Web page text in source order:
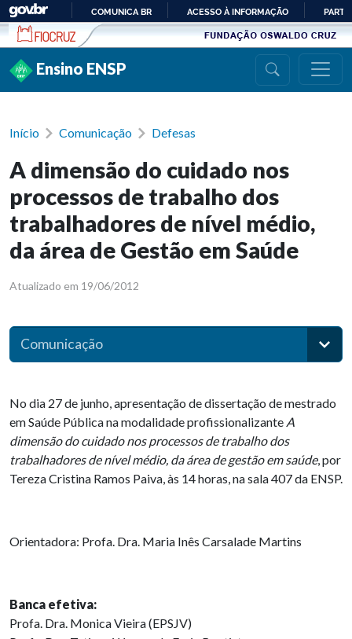
Ir para conteúdo
PARA
COMUNICA BR ACESSO À INFORMAÇÃO
Ensino ENSP
Início Comunicação Defesas
A dimensão do cuidado nos
processos de trabalho dos
trabalhadores de nível médio,
da área de Gestão em Saúde
Atualizado em 19/06/2012
Comunicação
No dia 27 de junho, apresentação de dissertação de mestrado
em Saúde Pública na modalidade profissionalizante A
dimensão do cuidado nos processos de trabalho dos
trabalhadores de nível médio, da área de gestão em saúde, por
Tereza Cristina Ramos Paiva, às 14 horas, na sala 407 da ENSP.
Orientadora: Profa. Dra. Maria Inês Carsalade Martins
Banca efetiva:
Profa. Dra. Monica Vieira (EPSJV)